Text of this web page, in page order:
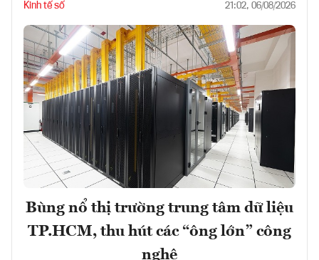
Kinh tế số 21:02, 06/08/2026
Bùng nổ thị trường trung tâm dữ liệu
TP.HCM, thu hút các “ông lớn” công
nghệ